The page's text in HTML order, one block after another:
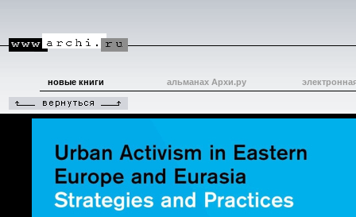
новые книги альманах Архи.ру